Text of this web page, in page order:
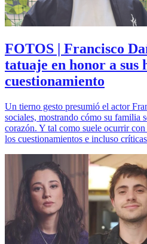
FOTOS | Francisco
tatuaje en honor a sus
cuestionamiento
Un tierno gesto presumió el actor
sociales, mostrando cómo su familia
corazón. Y tal como suele ocurrir
los cuestionamientos e incluso